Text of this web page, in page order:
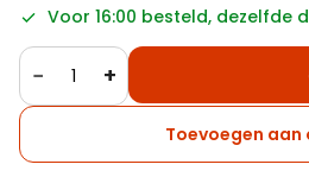
Voor 16:00 besteld, dezelfde
− +
Toevoegen